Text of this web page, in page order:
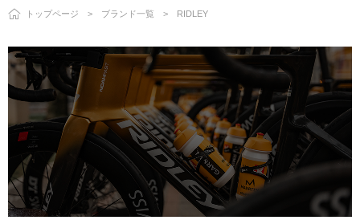
トップページ ブランド一覧 RIDLEY